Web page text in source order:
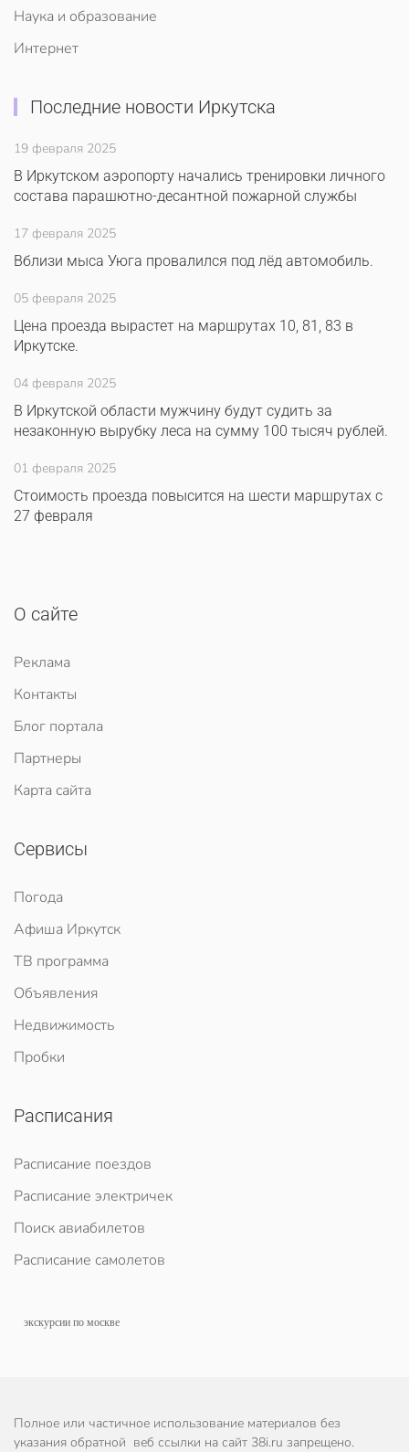
Наука и образование
Интернет
Последние новости Иркутска
19 февраля 2025
В Иркутском аэропорту начались тренировки личного
состава парашютно-десантной пожарной службы
17 февраля 2025
Вблизи мыса Уюга провалился под лёд автомобиль.
05 февраля 2025
Цена проезда вырастет на маршрутах 10, 81, 83 в
Иркутске.
04 февраля 2025
В Иркутской области мужчину будут судить за
незаконную вырубку леса на сумму 100 тысяч рублей.
01 февраля 2025
Стоимость проезда повысится на шести маршрутах с
27 февраля
О сайте
Реклама
Контакты
Блог портала
Партнеры
Карта сайта
Сервисы
Погода
Афиша Иркутск
ТВ программа
Объявления
Недвижимость
Пробки
Расписания
Расписание поездов
Расписание электричек
Поиск авиабилетов
Расписание самолетов
экскурсии по москве
Полное или частичное использование материалов без
указания обратной веб ссылки на сайт 38i.ru запрещено.